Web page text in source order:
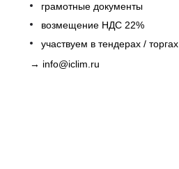
грамотные документы
возмещение НДС 22%
участвуем в тендерах / торгах
→ info@iclim.ru